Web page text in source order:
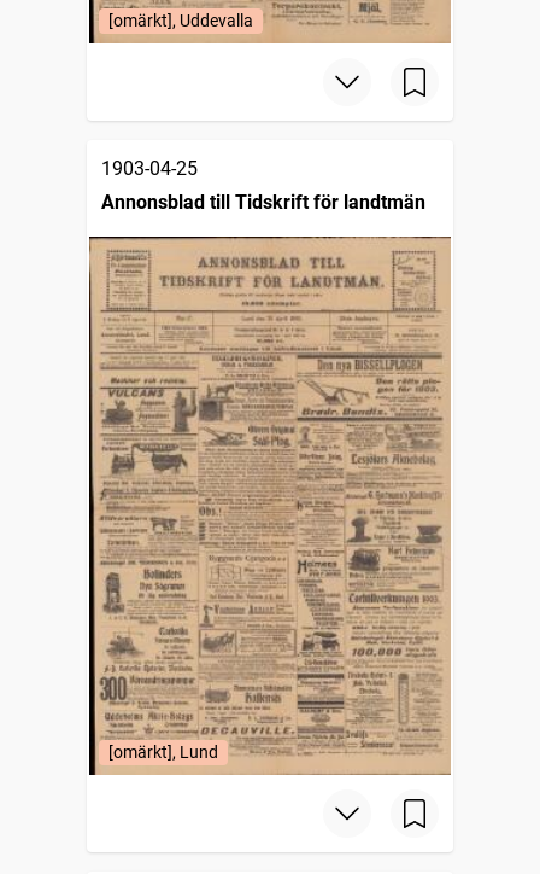
[omärkt], Uddevalla
1903-04-25
Annonsblad till Tidskrift för landtmän
[omärkt], Lund